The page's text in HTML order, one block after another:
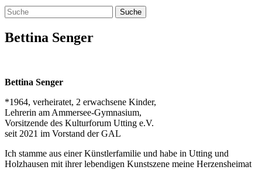
Bettina Senger
Bettina Senger
*1964, verheiratet, 2 erwachsene Kinder,
Lehrerin am Ammersee-Gymnasium,
Vorsitzende des Kulturforum Utting e.V.
seit 2021 im Vorstand der GAL
Ich stamme aus einer Künstlerfamilie und habe in Utting und
Holzhausen mit ihrer lebendigen Kunstszene meine Herzensheimat